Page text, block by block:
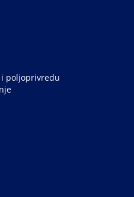
poljoprivredu